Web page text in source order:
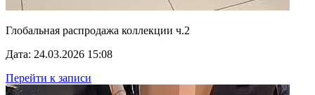
Глобальная распродажа коллекции ч.2
Дата: 24.03.2026 15:08
Перейти к записи